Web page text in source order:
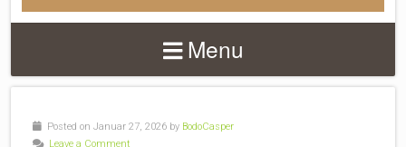
HERZENMACHER
Menu
Posted on Januar 27, 2026 by BodoCasper
Leave a Comment